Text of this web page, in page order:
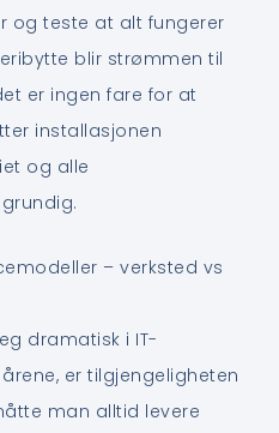
og teste at alt fungerer
blir strømmen til
er ingen fare for at
installasjonen
og alle
– verksted vs
dramatisk i IT-
er tilgjengeligheten
man alltid levere